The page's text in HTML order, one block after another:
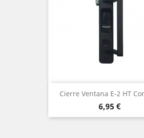
Cierre Ventana E-2 HT
Precio
6,95 €